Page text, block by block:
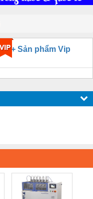
+ Sản phẩm Vip